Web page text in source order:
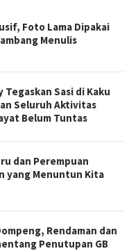
Foto Lama Dipakai
Menulis
Tegaskan Sasi di Kaku
Seluruh Aktivitas
Belum Tuntas
dan Perempuan
yang Menuntun Kita
Rendaman dan
Penutupan GB